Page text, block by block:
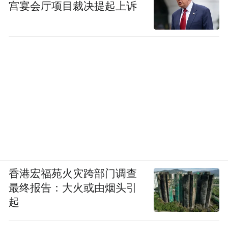
宫宴会厅项目裁决提起上诉
香港宏福苑火灾跨部门调查
最终报告：大火或由烟头引
起